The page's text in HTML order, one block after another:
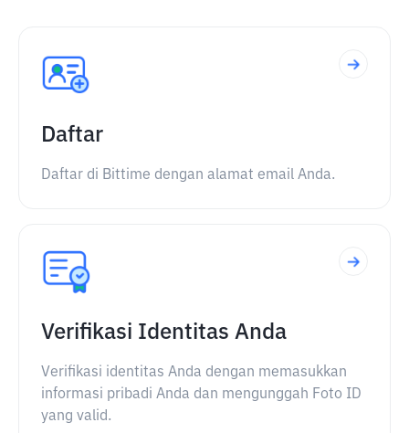
Daftar
Daftar di Bittime dengan alamat email Anda.
Verifikasi Identitas Anda
Verifikasi identitas Anda dengan memasukkan
informasi pribadi Anda dan mengunggah Foto ID
yang valid.